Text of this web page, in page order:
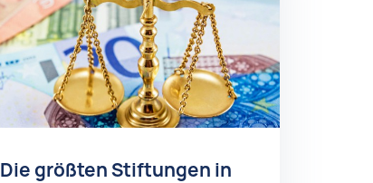
Die größten Stiftungen in